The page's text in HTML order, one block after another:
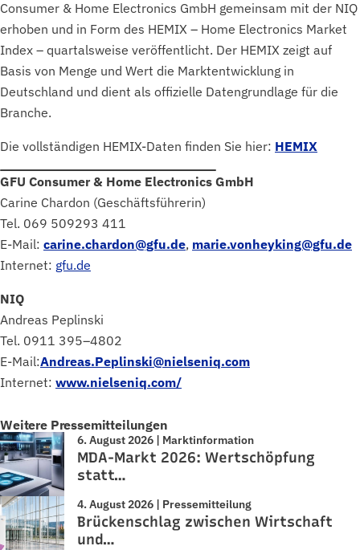
Consumer & Home Electronics GmbH gemeinsam mit der NIQ
erhoben und in Form des HEMIX – Home Electronics Market
Index – quartalsweise veröffentlicht. Der HEMIX zeigt auf
Basis von Menge und Wert die Marktentwicklung in
Deutschland und dient als offizielle Datengrundlage für die
Branche.
Die vollständigen HEMIX-Daten finden Sie hier: HEMIX
GFU Consumer & Home Electronics GmbH
Carine Chardon (Geschäftsführerin)
Tel. 069 509293 411
E-Mail: carine.chardon@gfu.de, marie.vonheyking@gfu.de
Internet: gfu.de
NIQ
Andreas Peplinski
Tel. 0911 395–4802
E-Mail:Andreas.Peplinski@nielseniq.com
Internet: www.nielseniq.com/
Weitere Pressemitteilungen
6. August 2026 | Marktinformation
MDA-Markt 2026: Wertschöpfung
statt…
4. August 2026 | Pressemitteilung
Brückenschlag zwischen Wirtschaft
und…